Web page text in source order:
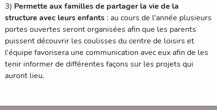
3) Permette aux familles de partager la vie de la
structure avec leurs enfants : au cours de l'année plusieurs
portes ouvertes seront organisées afin que les parents
puissent découvrir les coulisses du centre de loisirs et
l'équipe favorisera une communication avec eux afin de les
tenir informer de différentes façons sur les projets qui
auront lieu.